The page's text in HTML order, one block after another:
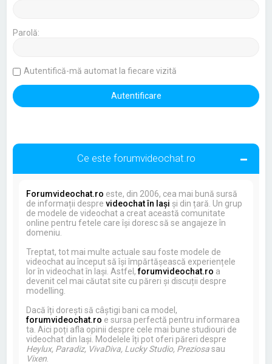
Parolă:
Autentifică-mă automat la fiecare vizită
Ce este forumvideochat.ro
Forumvideochat.ro este, din 2006, cea mai bună sursă
de informații desprevideochat în Iași și din țară. Un grup
de modele de videochat a creat această comunitate
online pentru fetele care își doresc să se angajeze în
domeniu.
Treptat, tot mai multe actuale sau foste modele de
videochat au început să își împărtășească experiențele
lor în videochat în Iași. Astfel,forumvideochat.ro a
devenit cel mai căutat site cu păreri și discuții despre
modelling.
Dacă îți dorești să câștigi bani ca model,
forumvideochat.ro e sursa perfectă pentru informarea
ta. Aici poți afla opinii despre cele mai bune studiouri de
videochat din Iași. Modelele îți pot oferi păreri despre
Heylux, Paradiz, VivaDiva, Lucky Studio, Preziosasau
Vixen